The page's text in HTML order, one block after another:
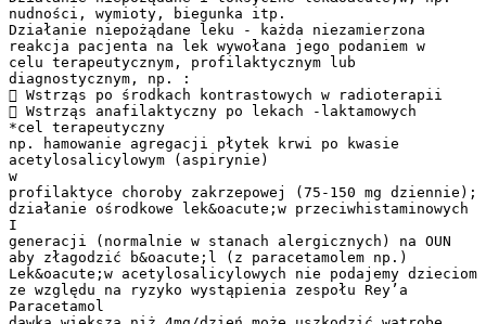
nudności, wymioty, biegunka itp.
Działanie niepożądane leku - każda niezamierzona
reakcja pacjenta na lek wywołana jego podaniem w
celu terapeutycznym, profilaktycznym lub
diagnostycznym, np. :
 Wstrząs po środkach kontrastowych w radioterapii
 Wstrząs anafilaktyczny po lekach -laktamowych
*cel terapeutyczny
np. hamowanie agregacji płytek krwi po kwasie
acetylosalicylowym (aspirynie)
w
profilaktyce choroby zakrzepowej (75-150 mg dziennie);
działanie ośrodkowe lek&oacute;w przeciwhistaminowych
I
generacji (normalnie w stanach alergicznych) na OUN
aby złagodzić b&oacute;l (z paracetamolem np.)
Lek&oacute;w acetylosalicylowych nie podajemy dzieciom
ze względu na ryzyko wystąpienia zespołu Rey’a
Paracetamol